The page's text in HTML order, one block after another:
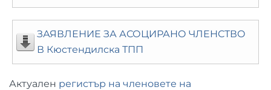
ЗАЯВЛЕНИЕ ЗА АСОЦИРАНО ЧЛЕНСТВО
В Кюстендилска ТПП
Актуален регистър на членовете на